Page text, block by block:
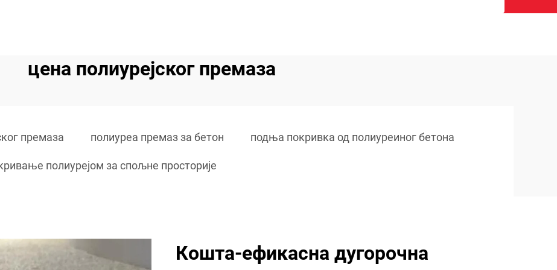
цена полиурејског премаза
премаза полиуреа премаз за бетон подња покривка од полиуреиног бетона
полиурејом за спољне просторије
Кошта-ефикасна дугорочна